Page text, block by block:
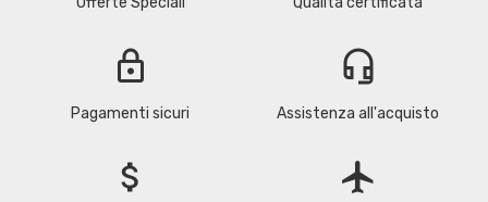
lock
Pagamenti sicuri
headset_mic
Assistenza all'acquisto
attach_money flight